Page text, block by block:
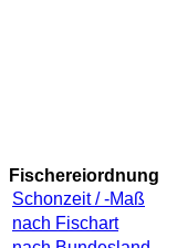
Fischereiordnung
Schonzeit / -Maß
nach Fischart